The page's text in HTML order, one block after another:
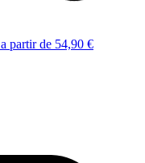
a partir de 54,90 €